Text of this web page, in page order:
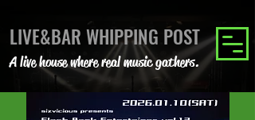
LIVE&BAR WHIPPING POST
A live house where real music gathers.